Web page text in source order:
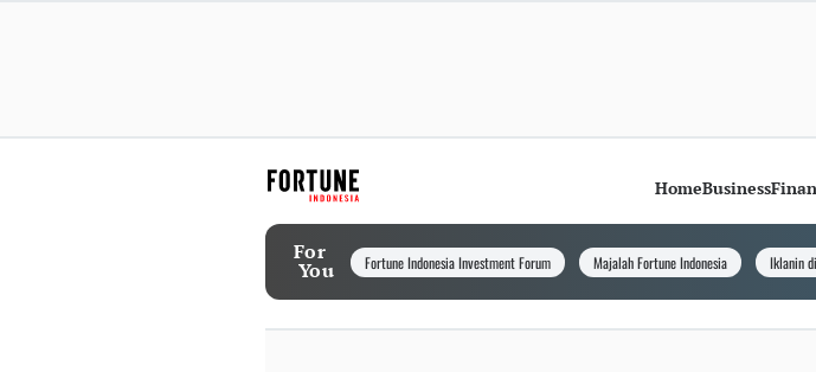
HomeBusiness
For
You Fortune Indonesia Investment Forum Majalah Fortune Indonesia Iklanin